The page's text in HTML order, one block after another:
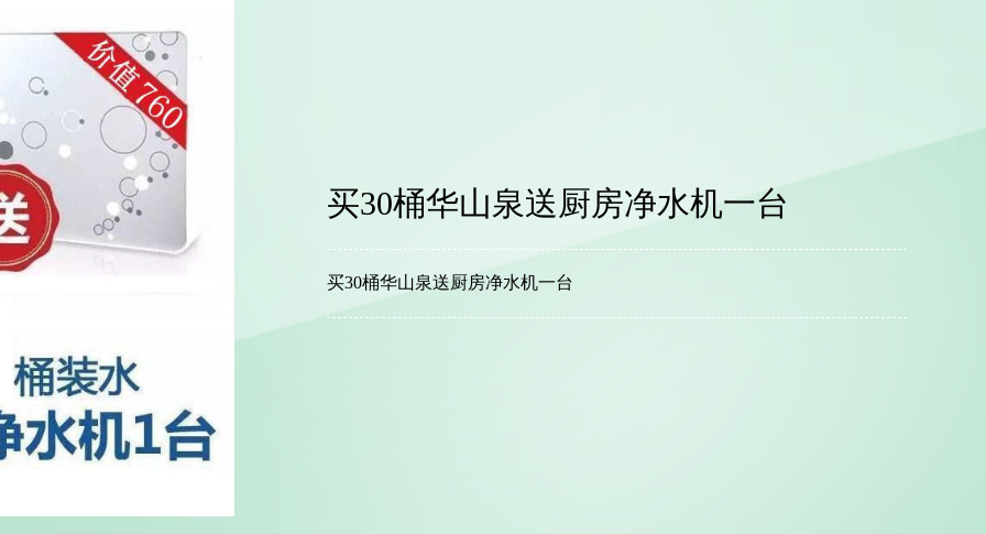
买30桶华山泉送厨房净水机一台
买30桶华山泉送厨房净水机一台